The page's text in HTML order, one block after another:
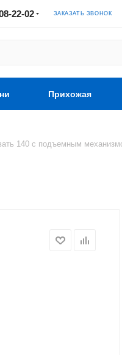
22-02 ЗАКАЗАТЬ ЗВОНОК
Прихожая
140 с подъемным